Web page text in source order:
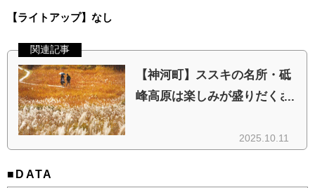
【ライトアップ】なし
■DATA